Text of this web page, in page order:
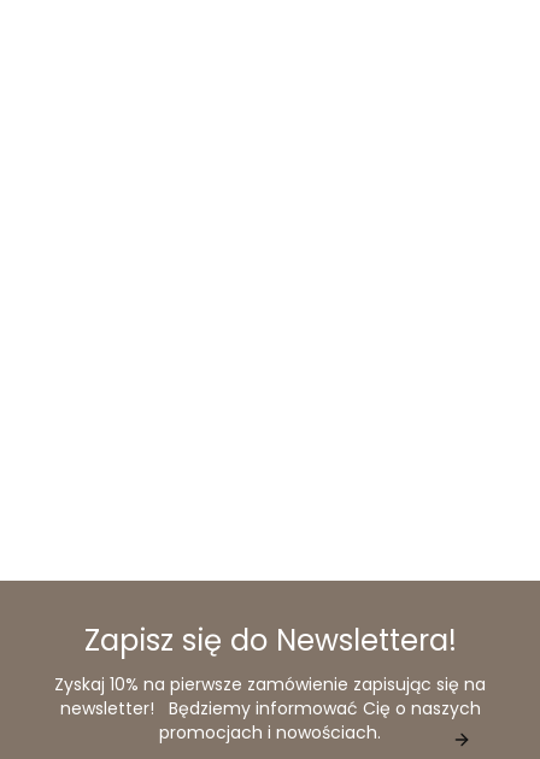
Zapisz się do Newslettera!
Zyskaj 10% na pierwsze zamówienie zapisując się na
newsletter! Będziemy informować Cię o naszych
promocjach i nowościach.